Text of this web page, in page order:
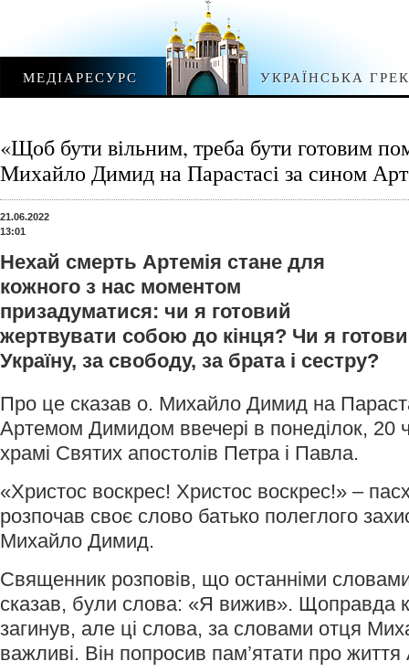
МЕДІАРЕСУРС УКРАЇНСЬКА
«Щоб бути вільним, треба бути готовим
Михайло Димид на Парастасі за сином
21.06.2022
13:01
Нехай смерть Артемія стане для
кожного з нас моментом
призадуматися: чи я готовий
жертвувати собою до кінця? Чи я
Україну, за свободу, за брата і сестру?
Про це сказав о. Михайло Димид на
Артемом Димидом ввечері в понеділок, 20
храмі Святих апостолів Петра і Павла.
«Христос воскрес! Христос воскрес!» –
розпочав своє слово батько полеглого
Михайло Димид.
Священник розповів, що останніми
сказав, були слова: «Я вижив». Щоправда
загинув, але ці слова, за словами отця
важливі. Він попросив пам’ятати про